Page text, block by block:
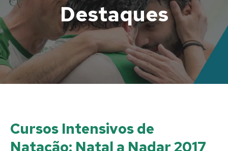
Destaques
Cursos Intensivos de
Natação: Natal a Nadar 2017